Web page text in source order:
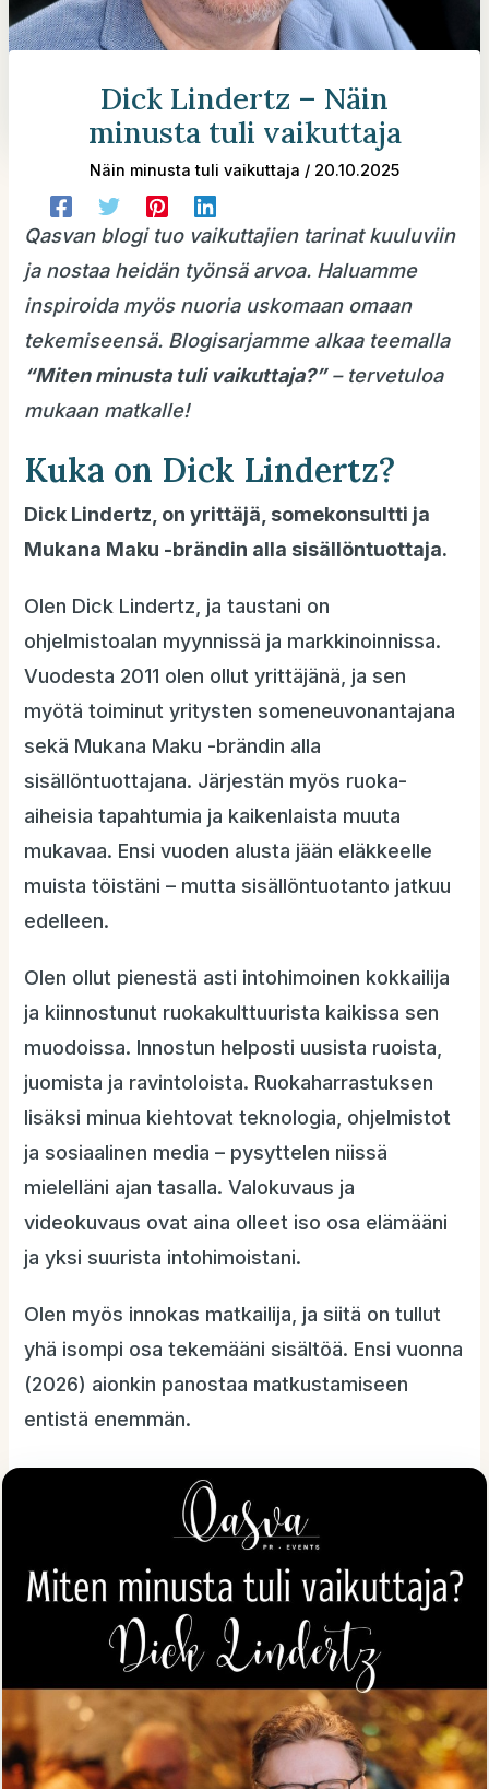
Dick Lindertz – Näin
minusta tuli vaikuttaja
Näin minusta tuli vaikuttaja / 20.10.2025
Qasvan blogi tuo vaikuttajien tarinat kuuluviin
ja nostaa heidän työnsä arvoa. Haluamme
inspiroida myös nuoria uskomaan omaan
tekemiseensä. Blogisarjamme alkaa teemalla
“Miten minusta tuli vaikuttaja?”– tervetuloa
mukaan matkalle!
Kuka on Dick Lindertz?
Dick Lindertz, on yrittäjä, somekonsultti ja
Mukana Maku -brändin alla sisällöntuottaja.
Olen Dick Lindertz, ja taustani on
ohjelmistoalan myynnissä ja markkinoinnissa.
Vuodesta 2011 olen ollut yrittäjänä, ja sen
myötä toiminut yritysten someneuvonantajana
sekä Mukana Maku -brändin alla
sisällöntuottajana. Järjestän myös ruoka-
aiheisia tapahtumia ja kaikenlaista muuta
mukavaa. Ensi vuoden alusta jään eläkkeelle
muista töistäni – mutta sisällöntuotanto jatkuu
edelleen.
Olen ollut pienestä asti intohimoinen kokkailija
ja kiinnostunut ruokakulttuurista kaikissa sen
muodoissa. Innostun helposti uusista ruoista,
juomista ja ravintoloista. Ruokaharrastuksen
lisäksi minua kiehtovat teknologia, ohjelmistot
ja sosiaalinen media – pysyttelen niissä
mielelläni ajan tasalla. Valokuvaus ja
videokuvaus ovat aina olleet iso osa elämääni
ja yksi suurista intohimoistani.
Olen myös innokas matkailija, ja siitä on tullut
yhä isompi osa tekemääni sisältöä. Ensi vuonna
(2026) aionkin panostaa matkustamiseen
entistä enemmän.